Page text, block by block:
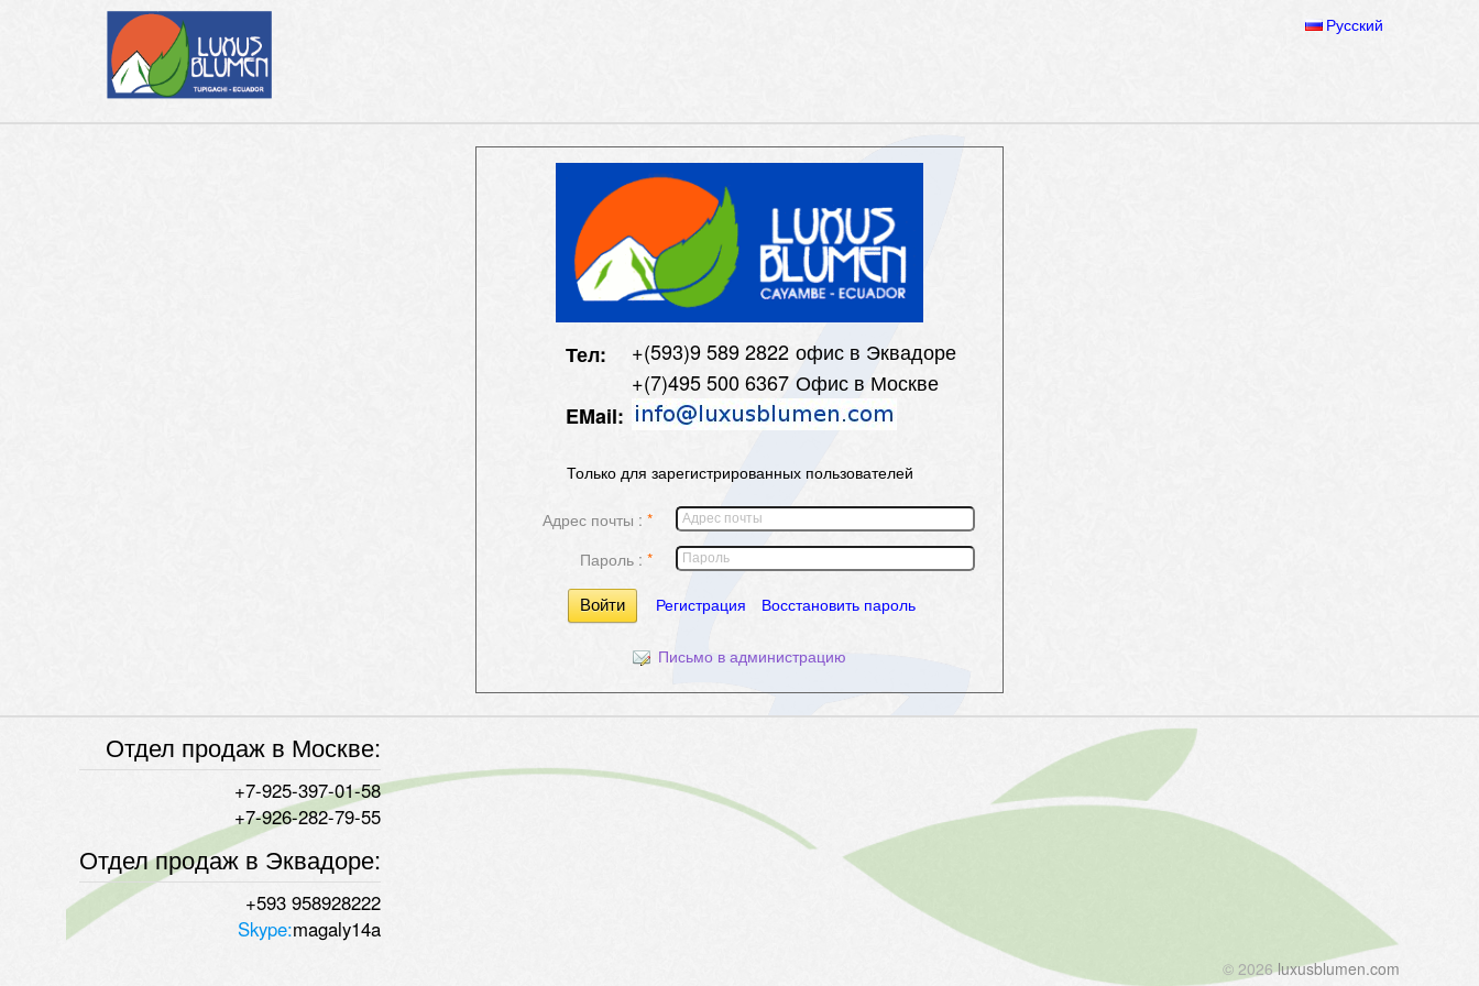
Русский
Тел: +(593)9 589 2822 офис в Эквадоре
+(7)495 500 6367 Офис в Москве
EMail:
Только для зарегистрированных пользователей
Адрес почты :
Пароль :
Регистрация Восстановить пароль
Письмо в администрацию
Отдел продаж в Москве:
+7-925-397-01-58
+7-926-282-79-55
Отдел продаж в Эквадоре:
+593 958928222
Skype:magaly14a
© 2026luxusblumen.com